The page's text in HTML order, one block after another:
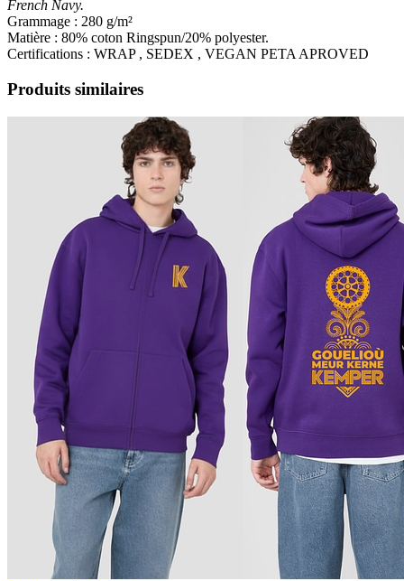
French Navy.
Grammage : 280 g/m²
Matière : 80% coton Ringspun/20% polyester.
Certifications : WRAP , SEDEX , VEGAN PETA APROVED
Produits similaires